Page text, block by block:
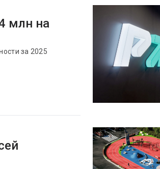
млн на
за 2025